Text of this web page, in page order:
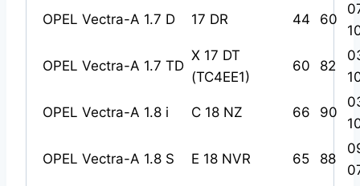
OPEL Vectra-A 1.7 D 17 DR 44 60
OPEL Vectra-A 1.7 TD
X 17 DT
(TC4EE1)
60 82
OPEL Vectra-A 1.8 i C 18 NZ 66 90
OPEL Vectra-A 1.8 S E 18 NVR 65 88